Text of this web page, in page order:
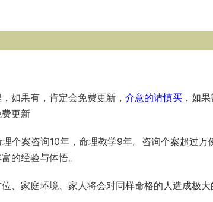
如果有，肯定会免费更新， 介意的请慎买 ，如
更新
个案咨询10年，命理教学9年。咨询个案超过万
的经验与体悟。
、家庭环境、家人将会对同样命格的人造成极大